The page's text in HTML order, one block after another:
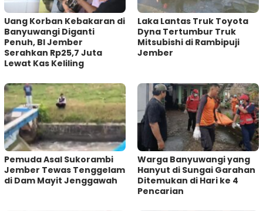
Uang Korban Kebakaran di
Banyuwangi Diganti
Penuh, BI Jember
Serahkan Rp25,7 Juta
Lewat Kas Keliling
Laka Lantas Truk Toyota
Dyna Tertumbur Truk
Mitsubishi di Rambipuji
Jember
Pemuda Asal Sukorambi
Jember Tewas Tenggelam
di Dam Mayit Jenggawah
Warga Banyuwangi yang
Hanyut di Sungai Garahan
Ditemukan di Hari ke 4
Pencarian